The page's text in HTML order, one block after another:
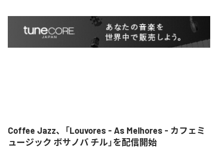
Coffee Jazz、「Louvores - As Melhores - カフェミ
ュージック ボサノバ チル」を配信開始